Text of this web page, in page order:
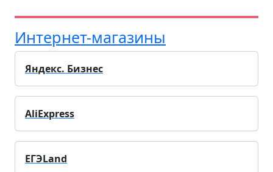
Интернет-магазины
Яндекс. Бизнес
AliExpress
ЕГЭLand